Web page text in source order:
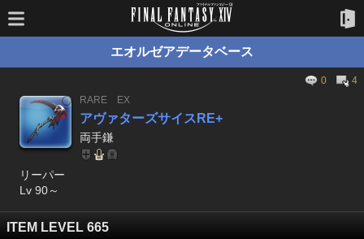
エオルゼアデータベース
0
4
RARE
EX
アヴァターズサイスRE+
両手鎌
リーパー
Lv 90～
ITEM LEVEL 665